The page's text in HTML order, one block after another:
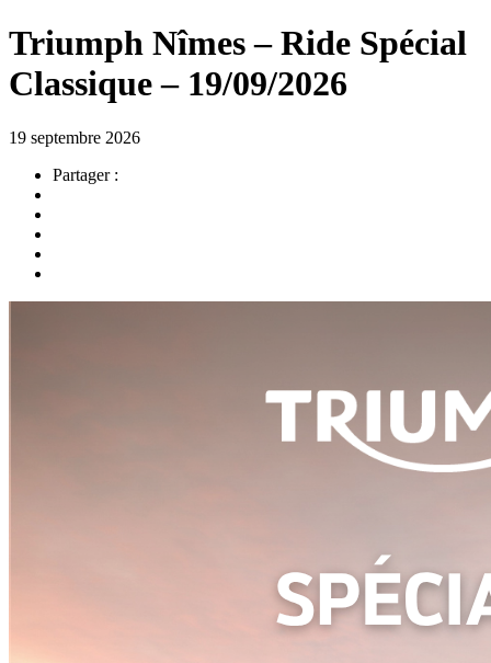
Triumph Nîmes – Ride Spécial
Classique – 19/09/2026
19 septembre 2026
Partager :